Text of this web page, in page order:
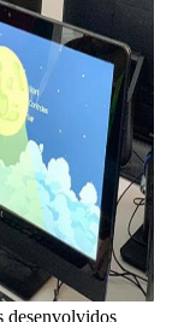
desenvolvidos